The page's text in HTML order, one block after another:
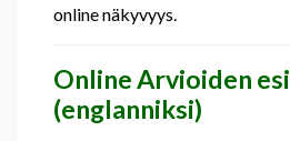
online näkyvyys.
Online Arvioiden
(englanniksi)